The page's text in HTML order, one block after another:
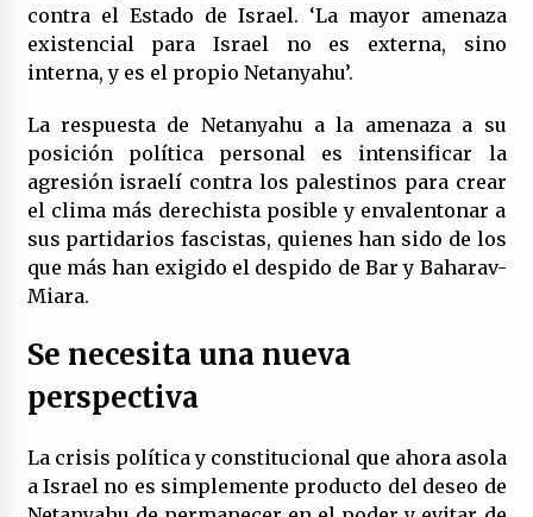
contra el Estado de Israel. ‘La mayor amenaza
existencial para Israel no es externa, sino
interna, y es el propio Netanyahu’.
La respuesta de Netanyahu a la amenaza a su
posición política personal es intensificar la
agresión israelí contra los palestinos para crear
el clima más derechista posible y envalentonar a
sus partidarios fascistas, quienes han sido de los
que más han exigido el despido de Bar y Baharav-
Miara.
Se necesita una nueva
perspectiva
La crisis política y constitucional que ahora asola
a Israel no es simplemente producto del deseo de